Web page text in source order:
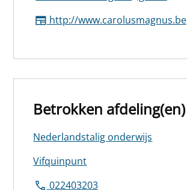
http://www.carolusmagnus.be
Betrokken afdeling(en)
Nederlandstalig onderwijs
Vifquinpunt
022403203